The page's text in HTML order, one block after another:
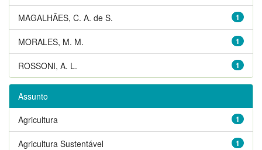
1
MAGALHÃES, C. A. de S.
1
MORALES, M. M.
1
ROSSONI, A. L.
Assunto
1
Agricultura
1
Agricultura Sustentável